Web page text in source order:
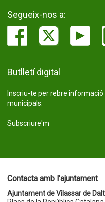
Segueix-nos a:
Butlletí digital
Inscriu-te per rebre
municipals.
Subscriure'm
Contacta amb l'ajuntament
Ajuntament de Vilassar de Dalt